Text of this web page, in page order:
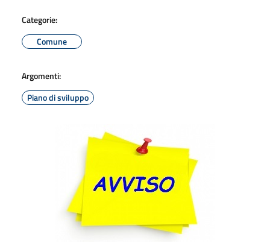
Categorie:
Comune
Argomenti:
Piano di sviluppo